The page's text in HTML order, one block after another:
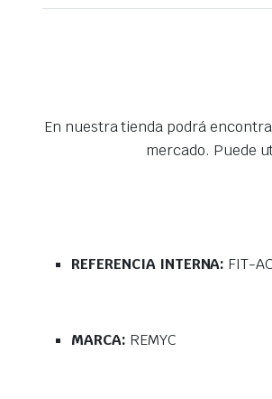
En nuestra tienda podrá
mercado. Puede
REFERENCIA INTERNA: FIT-
MARCA: REMYC